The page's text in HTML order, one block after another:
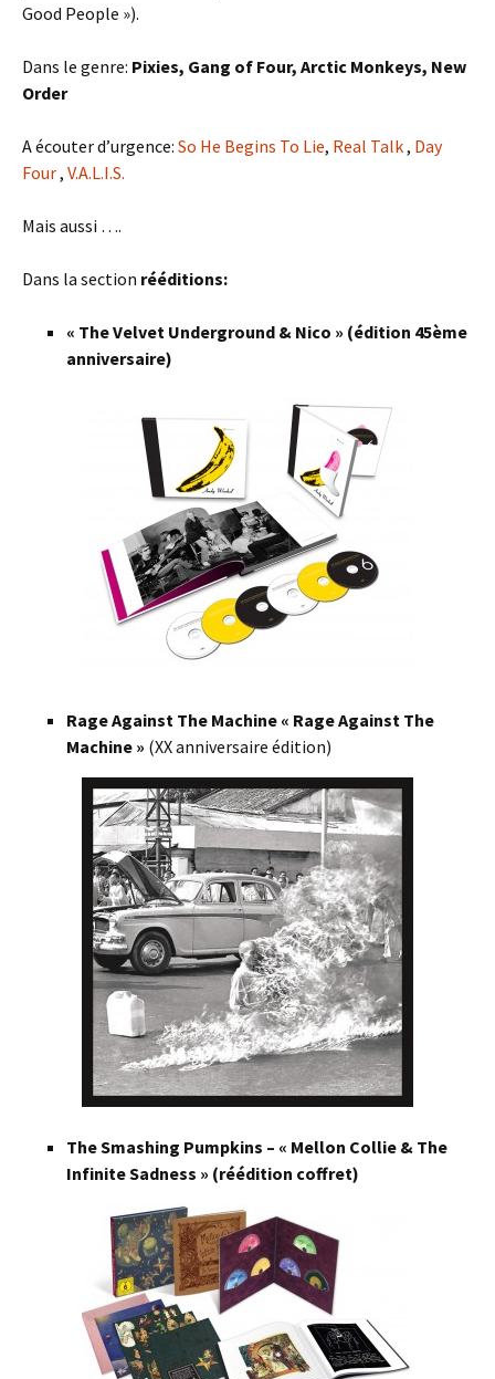
Good People »).
Dans le genre: Pixies, Gang of Four, Arctic Monkeys, New
Order
A écouter d’urgence: So He Begins To Lie, Real Talk, Day
Four, V.A.L.I.S.
Mais aussi ….
Dans la section rééditions:
« The Velvet Underground & Nico » (édition 45ème
anniversaire)
Rage Against The Machine « Rage Against The
Machine » (XX anniversaire édition)
The Smashing Pumpkins – « Mellon Collie & The
Infinite Sadness » (réédition coffret)